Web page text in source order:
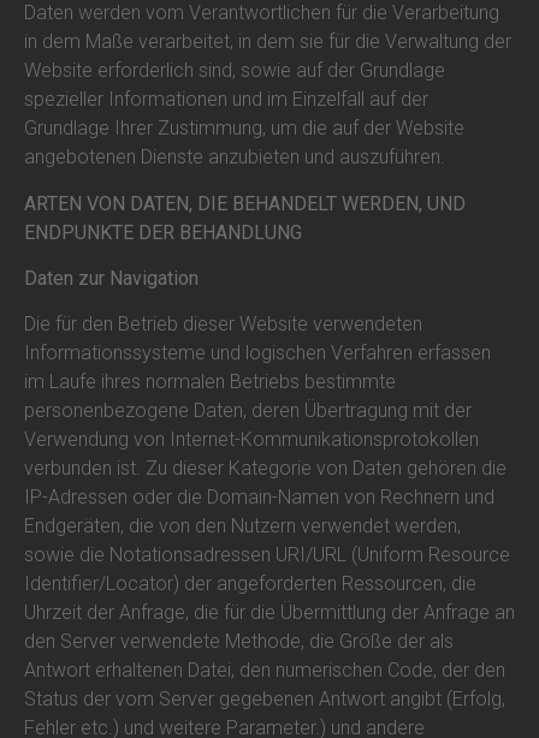
Daten werden vom Verantwortlichen für die Verarbeitung
in dem Maße verarbeitet, in dem sie für die Verwaltung der
Website erforderlich sind, sowie auf der Grundlage
spezieller Informationen und im Einzelfall auf der
Grundlage Ihrer Zustimmung, um die auf der Website
angebotenen Dienste anzubieten und auszuführen.
ARTEN VON DATEN, DIE BEHANDELT WERDEN, UND
ENDPUNKTE DER BEHANDLUNG
Daten zur Navigation
Die für den Betrieb dieser Website verwendeten
Informationssysteme und logischen Verfahren erfassen
im Laufe ihres normalen Betriebs bestimmte
personenbezogene Daten, deren Übertragung mit der
Verwendung von Internet-Kommunikationsprotokollen
verbunden ist. Zu dieser Kategorie von Daten gehören die
IP-Adressen oder die Domain-Namen von Rechnern und
Endgeräten, die von den Nutzern verwendet werden,
sowie die Notationsadressen URI/URL (Uniform Resource
Identifier/Locator) der angeforderten Ressourcen, die
Uhrzeit der Anfrage, die für die Übermittlung der Anfrage an
den Server verwendete Methode, die Größe der als
Antwort erhaltenen Datei, den numerischen Code, der den
Status der vom Server gegebenen Antwort angibt (Erfolg,
Fehler etc.) und weitere Parameter.) und andere